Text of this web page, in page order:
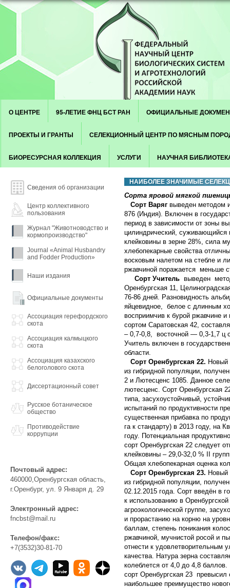
Menu
Skip to content
О ЦЕНТРЕ 95-ЛЕТИЕ ФНЦ БСТ РАН ОФИЦИАЛЬНЫЕ
ПРОЕКТЫ И ГРАНТЫ СЕЛЕКЦИОННЫЙ ЦЕНТР ПО МЯСНЫМ
БИОРЕСУРСНАЯ КОЛЛЕКЦИЯ УСЛУГИ НАУЧНАЯ
Сведения об организации
Центр коллективного
пользования
Журнал "Животноводство и
кормопроизводство"
Journal «Animal Husbandry
and Fodder Production»
Наши издания
Официальные документы
Ассоциация герефордского
скота
Ассоциация калмыцкого
скота
Ассоциация казахского
белоголового скота
Диссертационный совет
Русское ботаническое
общество
Противодействие
коррупции
Почтовый адрес:
460000,Оренбургская область,
г.Оренбург, ул. 9 Января д. 29
Электронный адрес:
fncbst@mail.ru
Телефон/факс:
+7(3532)30-81-70
НАИБОЛЕЕ ЗНАЧИМЫЕ
Сорта яровой мягкой
Сорт Варягвыведен методом
876 (Индия). Включен в
период в зависимости от зоны
цилиндрический, суживающийся
клейковины в зерне 28%, сила
хлебопекарные свойства
восковым налетом на стебле и
ржавчиной поражается меньше
Сорт Учительвыведен
Оренбургская 11,
76-86 дней. Разновидность
яйцевидное, белое с длинным
восприимчив к бурой ржавчине
сортом Саратовская 42,
– 0,7-0,8, восточной — 0,3-1,7 ц
Учитель включен в
области.
Сорт Оренбургская 22. Новый
из гибридной популяции,
2 и Лютесценс 1085. Данное
лютесценс. Сорт Оренбургская
типа, засухоустойчивый,
испытаний по продуктивности
существенная прибавка по
га к стандарту) в 2013 году, на
году. Потенциальная
сорт Оренбургская 22 следует
клейковины – 29,0-32,0 % II
Общая хлебопекарная оценка
Сорт Оренбургская 23. Новый
из гибридной популяции,
02.12.2015 года. Сорт введён в
к использованию в
агроэкологической группе,
и прорастанию на корню на
баллам, степень поникания
ржавчиной, мучнистой росой и
отнести к удовлетворительным
качества. Натура зерна
колеблется от 4,0 до 4,8
сорт Оренбургская 23 превысил
наибольшее преимущество